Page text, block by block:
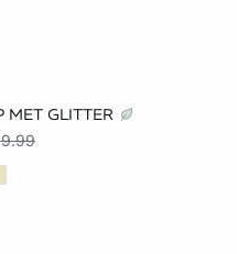
MET GLITTER